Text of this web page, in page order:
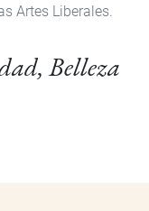
Artes Liberales.
Belleza